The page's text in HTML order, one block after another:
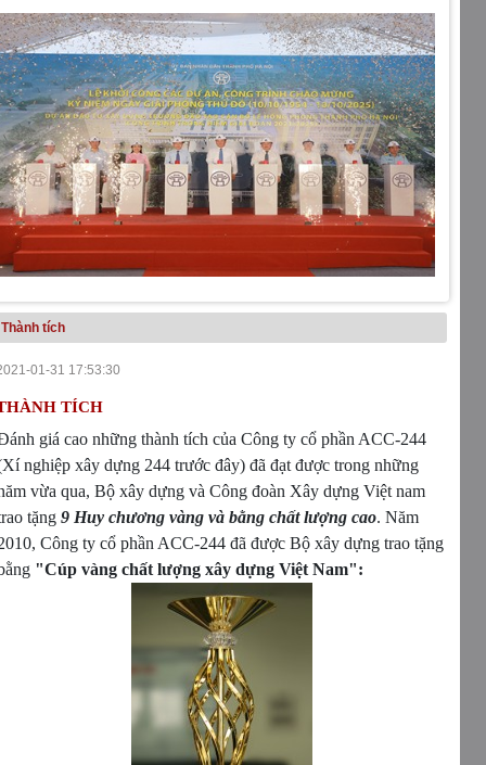
Thành tích
01-31 17:53:30
TÍCH
giá cao những thành tích của Công ty cổ phần ACC-244
nghiệp xây dựng 244 trước đây) đã đạt được trong những
vừa qua, Bộ xây dựng và Công đoàn Xây dựng Việt nam
tặng 9 Huy chương vàng và bằng chất lượng cao. Năm
Công ty cổ phần ACC-244 đã được Bộ xây dựng trao tặng
"Cúp vàng chất lượng xây dựng Việt Nam":